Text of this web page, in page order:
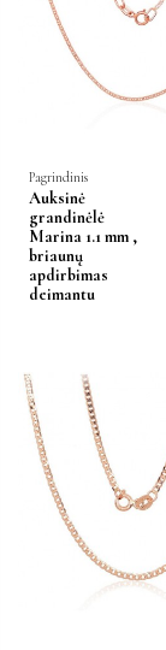
Pagrindinis
Auksinė
grandinėlė
Marina 1.1 mm ,
briaunų
apdirbimas
deimantu